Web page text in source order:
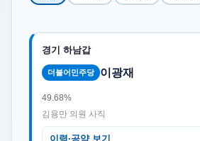
경기 하남갑
더불어민주당 이광재
49.68%
김용만 의원 사직
이력·공약 보기